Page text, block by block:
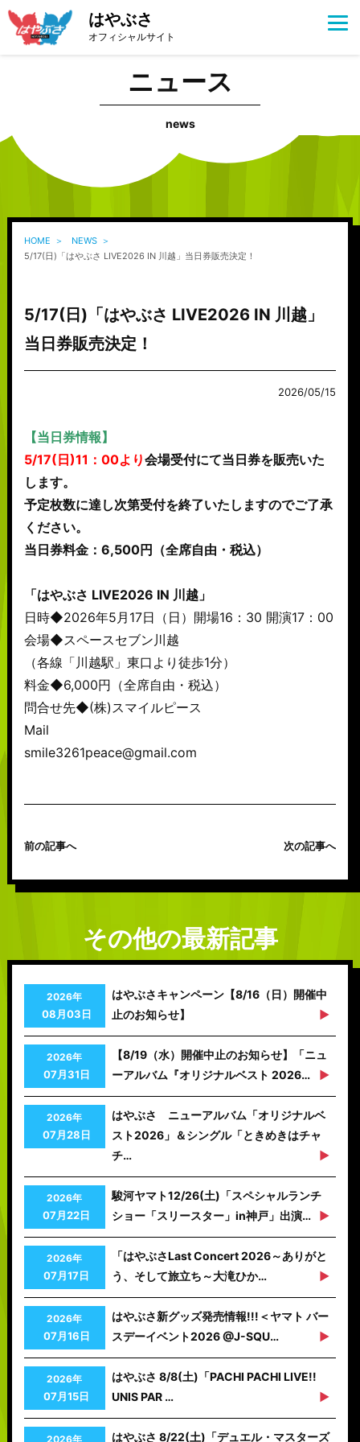
はやぶさ
オフィシャルサイト
ニュース
news
HOME
NEWS
5/17(日)「はやぶさ LIVE2026 IN 川越」当日券販売決定！
5/17(日)「はやぶさ LIVE2026 IN 川越」
当日券販売決定！
2026/05/15
【当日券情報】
5/17(日)11：00より会場受付にて当日券を販売いた
します。
予定枚数に達し次第受付を終了いたしますのでご了承
ください。
当日券料金：6,500円（全席自由・税込）
「はやぶさ LIVE2026 IN 川越」
日時◆2026年5月17日（日）開場16：30 開演17：00
会場◆スペースセブン川越
（各線「川越駅」東口より徒歩1分）
料金◆6,000円（全席自由・税込）
問合せ先◆(株)スマイルピース
Mail
smile3261peace@gmail.com
前の記事へ 次の記事へ
その他の最新記事
2026年
08月03日
はやぶさキャンペーン【8/16（日）開催中
止のお知らせ】
2026年
07月31日
【8/19（水）開催中止のお知らせ】「ニュ
ーアルバム『オリジナルベスト 2026…
2026年
07月28日
はやぶさ ニューアルバム「オリジナルベ
スト2026」＆シングル「ときめきはチャ
チ…
2026年
07月22日
駿河ヤマト12/26(土)「スペシャルランチ
ショー「スリースター」in神戸」出演…
2026年
07月17日
「はやぶさLast Concert 2026～ありがと
う、そして旅立ち～大滝ひか…
2026年
07月16日
はやぶさ新グッズ発売情報!!!＜ヤマト バー
スデーイベント2026 @J-SQU…
2026年
07月15日
はやぶさ 8/8(土)「PACHI PACHI LIVE!!
UNIS PAR …
2026年 はやぶさ 8/22(土)「デュエル・マスターズ